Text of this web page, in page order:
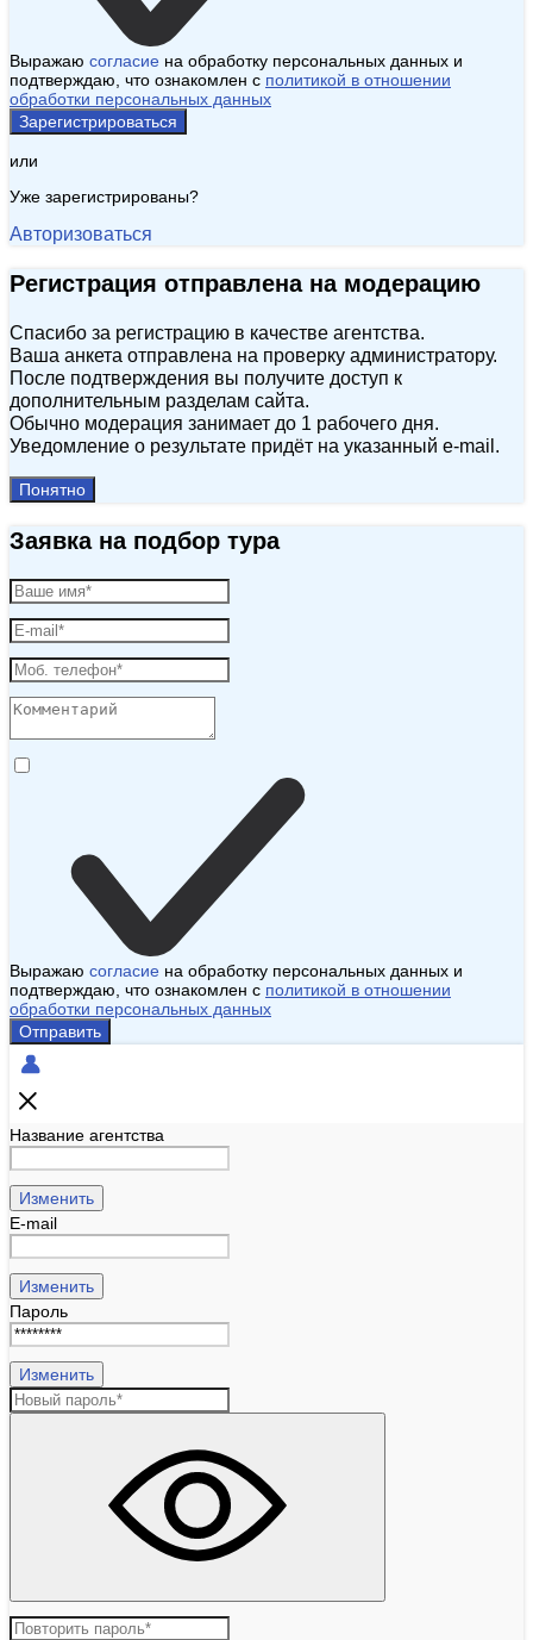
Выражаю согласие на обработку персональных данных и
подтверждаю, что ознакомлен с политикой в отношении
обработки персональных данных
Зарегистрироваться
или
Уже зарегистрированы?
Авторизоваться
Регистрация отправлена на модерацию
Спасибо за регистрацию в качестве агентства.
Ваша анкета отправлена на проверку администратору.
После подтверждения вы получите доступ к
дополнительным разделам сайта.
Обычно модерация занимает до 1 рабочего дня.
Уведомление о результате придёт на указанный e‑mail.
Понятно
Заявка на подбор тура
Выражаю согласие на обработку персональных данных и
подтверждаю, что ознакомлен с политикой в отношении
обработки персональных данных
Отправить
Название агентства
Изменить
E-mail
Изменить
Пароль
Изменить